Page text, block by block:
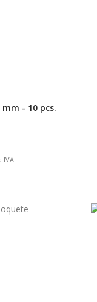
- 10 pcs.
IVA